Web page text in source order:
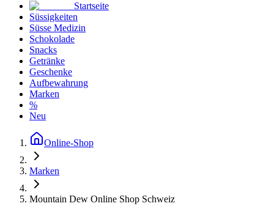
Startseite
Süssigkeiten
Süsse Medizin
Schokolade
Snacks
Getränke
Geschenke
Aufbewahrung
Marken
%
Neu
Online-Shop
Marken
Mountain Dew Online Shop Schweiz